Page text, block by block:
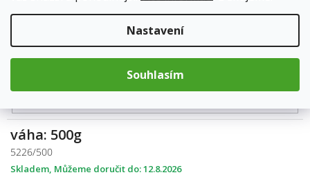
Nastavení
Souhlasím
5226/250
270 Kč
Do košíku
Skladem
váha: 500g
5226/500
Skladem 12.8.2026